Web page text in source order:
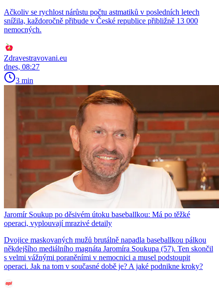
Ačkoliv se rychlost nárůstu počtu astmatiků v posledních letech
snížila, každoročně přibude v České republice přibližně 13 000
nemocných.
Zdravestravovani.eu
dnes, 08:27
3 min
Jaromír Soukup po děsivém útoku baseballkou: Má po těžké
operaci, vyplouvají mrazivé detaily
Dvojice maskovaných mužů brutálně napadla baseballkou pálkou
někdejšího mediálního magnáta Jaromíra Soukupa (57). Ten skončil
s velmi vážnými poraněními v nemocnici a musel podstoupit
operaci. Jak na tom v současné době je? A jaké podnikne kroky?